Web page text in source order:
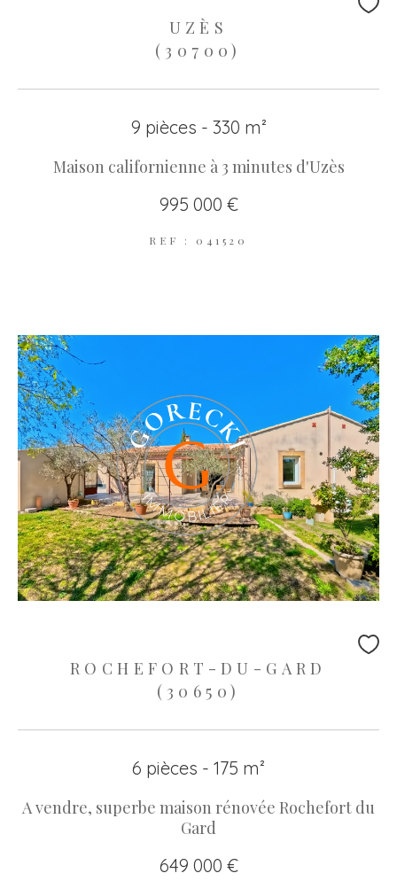
UZÈS
(30700)
9 pièces - 330 m²
Maison californienne à 3 minutes d'Uzès
995 000 €
REF : 041520
ROCHEFORT-DU-GARD
(30650)
6 pièces - 175 m²
A vendre, superbe maison rénovée Rochefort du
Gard
649 000 €